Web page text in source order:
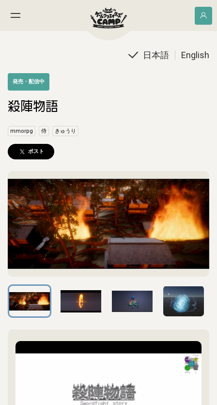
日本語 English
発売・配信中
殺陣物語
mmorpg 侍 きゅうり
ポスト